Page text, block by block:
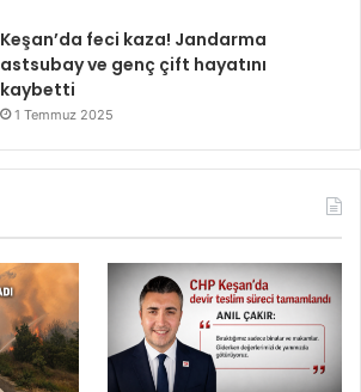
Keşan’da feci kaza! Jandarma
astsubay ve genç çift hayatını
kaybetti
1 Temmuz 2025